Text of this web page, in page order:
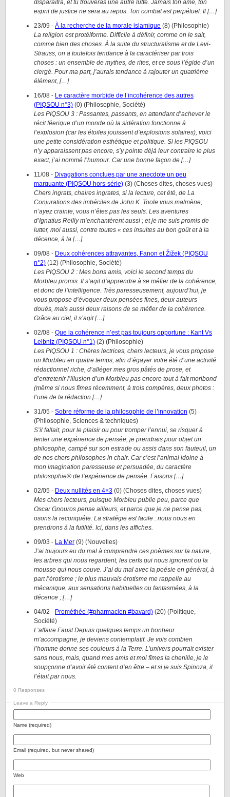
disparaîtra, et tu trouveras une autre lutte. Jamais ton âme, ton
esprit de justice ne sera au repos. Ton combat est perpétuel. Il […]
23/09 - À la recherche de la morale islamique (8) (Philosophie)
La religion est protéiforme. Difficile à définir, comme on le sait,
comme bien des choses. À la suite du structuralisme et de Levi-
Strauss, on a toutefois tendance à la caractériser par trois
choses : un ensemble de mythes, de rites, et ce sous l’égide d’un
clergé. Pour ma part, j’aurais tendance à rajouter un quatrième
élément, […]
16/08 - Le caractère morbide de l’incohérence des autres
(PIQSOU n°3) (0) (Philosophie, Société)
Les PIQSOU 3 : Passantes, passants, en attendant d’achever le
récit féerique d’un monde où la sidération fonctionne à
l’explosion (car les étoiles jouissent d’explosions solaires), voici
une petite considération esthétique et politique. Si les PIQSOU
n’y apparaissent pas encore, s’y pointe déjà leur contraire le plus
exact, j’ai nommé l’humour. Car une bonne façon de […]
11/08 - Divagations conclues par une anecdote un peu
marquante (PIQSOU hors-série) (3) (Choses dites, choses vues)
Chers ingrats, chaires ingrates, si la lecture, cet été, de La
Conjurations des imbéciles de John K. Toole vous malmène,
n’ayez crainte, vous n’êtes pas les seuls. Les aventures
d’Ignatius Reilly m’enchantèrent aussi ; et je me suis promis de
lutter, moi aussi, contre toutes « ces insultes au bon goût et à la
décence, à la […]
09/08 - Deux cohérences attrayantes, Fanon et Žižek (PIQSOU
n°2) (12) (Philosophie, Société)
Les PIQSOU 2 : Mes bons amis, voici le second temps du
Morbleu promis. Il s’agit d’apprendre à se méfier de la cohérence,
et donc de l’intelligence. Très paresseusement, aujourd’hui, je
vous propose d’évoquer deux pensées fines, deux auteurs
doués, mais aussi deux raisons de se méfier de la cohérence.
Grâce au ciel, il s’agit […]
02/08 - Que la cohérence n’est pas toujours opportune : Kant Vs
Leibniz (PIQSOU n°1) (2) (Philosophie)
Les PIQSOU 1 : Chères lectrices, chers lecteurs, je vous propose
un Morbleu en quatre temps, afin d’égayer votre été d’une activité
rédactionnel riche, d’alléger mes gros pâtés de prose, et
d’entretenir l’illusion d’un Morbleu pas encore tout à fait moribond
(même si nous fîmes récemment, à trois compères, deux photos :
l’une de la rédaction […]
31/05 - Sobre réforme de la philosophie de l’innovation (5)
(Philosophie, Sciences & techniques)
S’il fallait, pour le plaisir ou pour tromper l’ennui, se risquer à
tenter une expérience de pensée, je prendrais pour objet un
philosophe, campé sur son estrade ou assis dans son fauteuil, un
de nos chers philosophes in chair. Car c’est l’animal idoine à
mon imagination paresseuse et persuadée, du caractère
philosophie® de l’expérience de pensée. Faisons […]
02/05 - Deux nullités en 4×3 (0) (Choses dites, choses vues)
Mes chers lecteurs, puisque Morbleu publie peu, parce que
Oscar Gnouros pense ailleurs, et parce que je ne pense pas,
osons la reconquête. La stratégie est facile : nous nous en
prendrons à la futilité. Ici, dans les affiches.
09/03 - La Mer (9) (Nouvelles)
J’ai toujours eu du mal à comprendre ces poèmes sur la nature,
les arbres qui nous regardent, les cerfs qui nous ignorent ou la
mousse qui nous couve. J’ai du mal avec la poésie en général, à
part l’érotisme ; le plus mauvais érotisme me rappelle au
mécanique, aux sensations habituelles ou fantasmées, à la
décence ; […]
04/02 - Prométhée (#pharmacien #bavard) (20) (Politique,
Société)
L’affaire Faust Depuis quelques temps un bonheur
m’accompagne, je deviens contemplatif. Je vois combien
l’homme donne ses couleurs à la Terre. L’univers pourrait exister
sans nous, mais, quand mes amis et moi fîmes la chenille, je le
soupçonne d’avoir été content d’en être – et si je suis Spinoza, il
l’était par nous.
0 Responses
Leave a Reply
Name (required)
Email (required, but never shared)
Web